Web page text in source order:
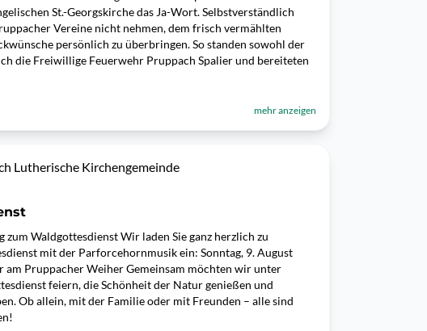
St.-Georgskirche das Ja-Wort. Selbstverständlich
Vereine nicht nehmen, dem frisch vermählten
persönlich zu überbringen. So standen sowohl der
die Freiwillige Feuerwehr Pruppach Spalier und bereiteten
mehr anzeigen
Lutherische Kirchengemeinde
zum Waldgottesdienst Wir laden Sie ganz herzlich zu
mit der Parforcehornmusik ein: Sonntag, 9. August
am Pruppacher Weiher Gemeinsam möchten wir unter
feiern, die Schönheit der Natur genießen und
Ob allein, mit der Familie oder mit Freunden – alle sind